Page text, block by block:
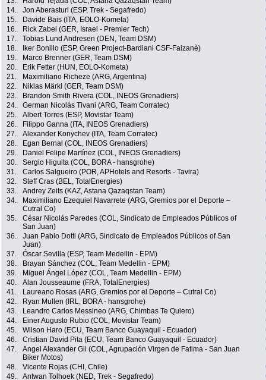
14.
Jon Aberasturi (ESP, Trek - Segafredo)
15.
Davide Bais (ITA, EOLO-Kometa)
16.
Rick Zabel (GER, Israel - Premier Tech)
17.
Tobias Lund Andresen (DEN, Team DSM)
18.
Iker Bonillo (ESP, Green Project-Bardiani CSF-Faizanè)
19.
Marco Brenner (GER, Team DSM)
20.
Erik Fetter (HUN, EOLO-Kometa)
21.
Maximiliano Richeze (ARG, Argentina)
22.
Niklas Märkl (GER, Team DSM)
23.
Brandon Smith Rivera (COL, INEOS Grenadiers)
24.
German Nicolás Tivani (ARG, Team Corratec)
25.
Albert Torres (ESP, Movistar Team)
26.
Filippo Ganna (ITA, INEOS Grenadiers)
27.
Alexander Konychev (ITA, Team Corratec)
28.
Egan Bernal (COL, INEOS Grenadiers)
29.
Daniel Felipe Martínez (COL, INEOS Grenadiers)
30.
Sergio Higuita (COL, BORA - hansgrohe)
31.
Carlos Salgueiro (POR, APHotels and Resorts - Tavira)
32.
Steff Cras (BEL, TotalEnergies)
33.
Andrey Zeits (KAZ, Astana Qazaqstan Team)
34.
Maximiliano Ezequiel Navarrete (ARG, Gremios por el Deporte –
Cutral Co)
35.
César Nicolás Paredes (COL, Sindicato de Empleados Públicos of
San Juan)
36.
Juan Pablo Dotti (ARG, Sindicato de Empleados Públicos of San
Juan)
37. Óscar Sevilla (ESP, Team Medellin - EPM)
38.
Brayan Sánchez (COL, Team Medellin - EPM)
39.
Miguel Ángel López (COL, Team Medellin - EPM)
40.
Alan Jousseaume (FRA, TotalEnergies)
41.
Laureano Rosas (ARG, Gremios por el Deporte – Cutral Co)
42.
Ryan Mullen (IRL, BORA - hansgrohe)
43.
Leandro Carlos Messineo (ARG, Chimbas Te Quiero)
44.
Einer Augusto Rubio (COL, Movistar Team)
45.
Wilson Haro (ECU, Team Banco Guayaquil - Ecuador)
46.
Cristian David Pita (ECU, Team Banco Guayaquil - Ecuador)
47.
Angel Alexander Gil (COL, Agrupación Virgen de Fatima - San Juan
Biker Motos)
48. Vicente Rojas (CHI, Chile)
49.
Antwan Tolhoek (NED, Trek - Segafredo)